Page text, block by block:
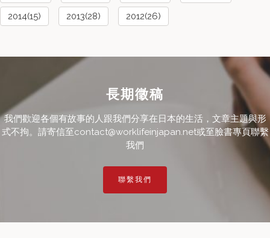
2014(15) 2013(28) 2012(26)
長期徵稿
我們歡迎各個有故事的人跟我們分享在日本的生活，文章主題與形
式不拘。請寄信至contact@worklifeinjapan.net或至臉書專頁聯繫
我們
聯繫我們